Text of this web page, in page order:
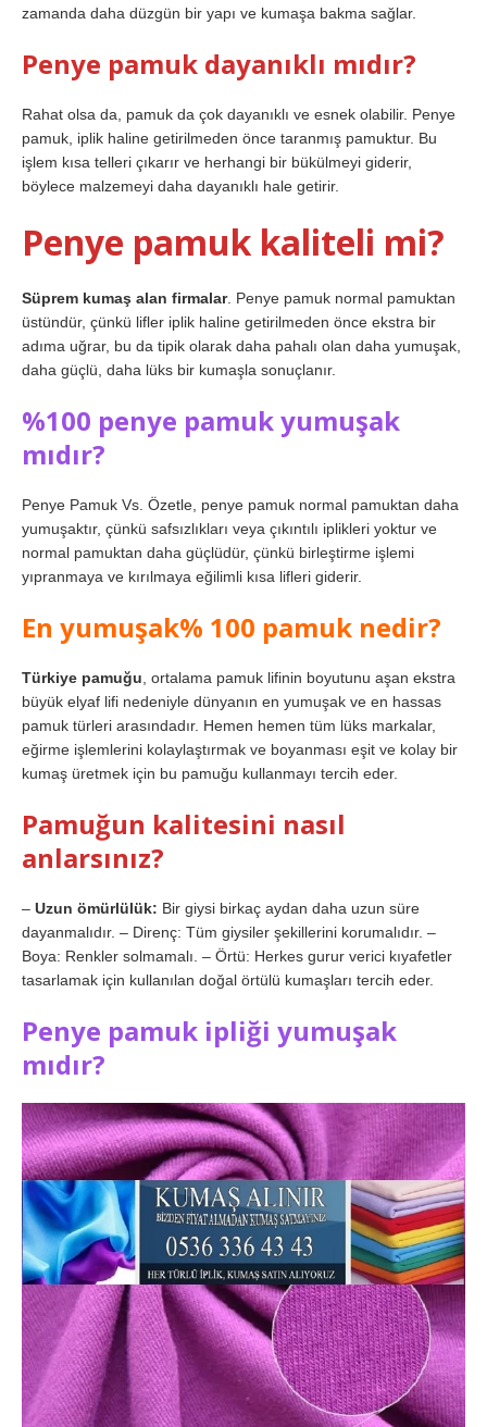
zamanda daha düzgün bir yapı ve kumaşa bakma sağlar.
Penye pamuk dayanıklı mıdır?
Rahat olsa da, pamuk da çok dayanıklı ve esnek olabilir. Penye
pamuk, iplik haline getirilmeden önce taranmış pamuktur. Bu
işlem kısa telleri çıkarır ve herhangi bir bükülmeyi giderir,
böylece malzemeyi daha dayanıklı hale getirir.
Penye pamuk kaliteli mi?
Süprem kumaş alan firmalar. Penye pamuk normal pamuktan
üstündür, çünkü lifler iplik haline getirilmeden önce ekstra bir
adıma uğrar, bu da tipik olarak daha pahalı olan daha yumuşak,
daha güçlü, daha lüks bir kumaşla sonuçlanır.
%100 penye pamuk yumuşak
mıdır?
Penye Pamuk Vs. Özetle, penye pamuk normal pamuktan daha
yumuşaktır, çünkü safsızlıkları veya çıkıntılı iplikleri yoktur ve
normal pamuktan daha güçlüdür, çünkü birleştirme işlemi
yıpranmaya ve kırılmaya eğilimli kısa lifleri giderir.
En yumuşak% 100 pamuk nedir?
Türkiye pamuğu, ortalama pamuk lifinin boyutunu aşan ekstra
büyük elyaf lifi nedeniyle dünyanın en yumuşak ve en hassas
pamuk türleri arasındadır. Hemen hemen tüm lüks markalar,
eğirme işlemlerini kolaylaştırmak ve boyanması eşit ve kolay bir
kumaş üretmek için bu pamuğu kullanmayı tercih eder.
Pamuğun kalitesini nasıl
anlarsınız?
– Uzun ömürlülük: Bir giysi birkaç aydan daha uzun süre
dayanmalıdır. – Direnç: Tüm giysiler şekillerini korumalıdır. –
Boya: Renkler solmamalı. – Örtü: Herkes gurur verici kıyafetler
tasarlamak için kullanılan doğal örtülü kumaşları tercih eder.
Penye pamuk ipliği yumuşak
mıdır?